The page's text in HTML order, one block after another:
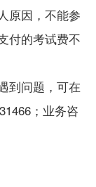
原因，不能参
付的考试费不
到问题，可在
；业务咨